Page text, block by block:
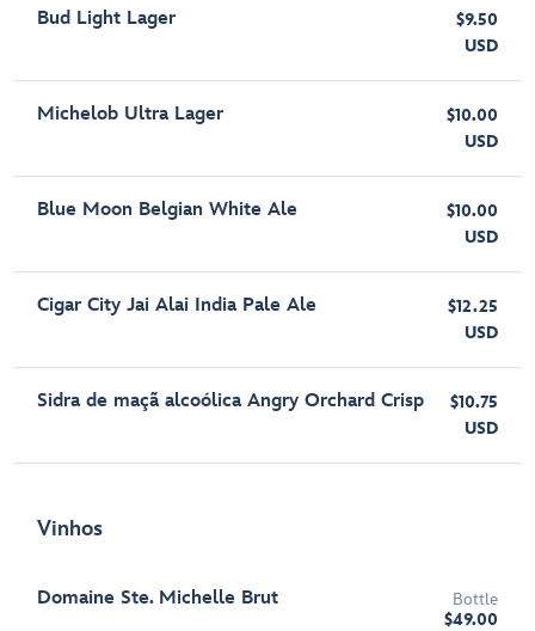
Bud Light Lager
$9.50
USD
Michelob Ultra Lager
$10.00
USD
Blue Moon Belgian White Ale
$10.00
USD
Cigar City Jai Alai India Pale Ale
$12.25
USD
Sidra de maçã alcoólica Angry Orchard Crisp
$10.75
USD
Vinhos
Domaine Ste. Michelle Brut
Bottle
$49.00